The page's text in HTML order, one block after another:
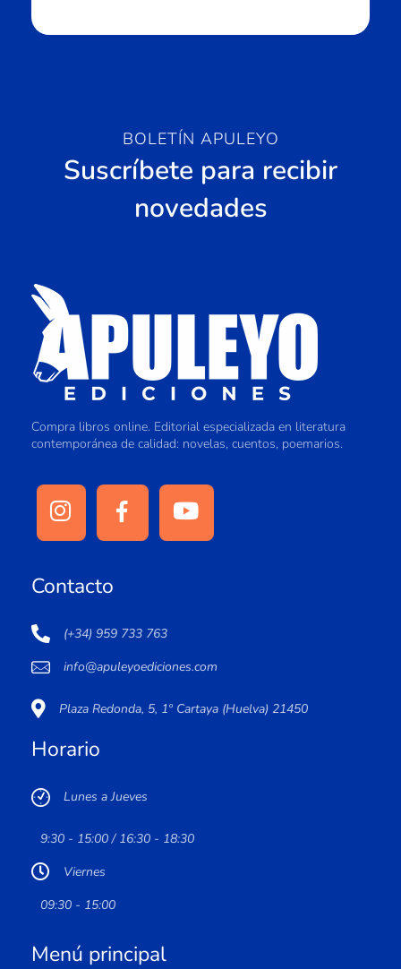
BOLETÍN APULEYO
Suscríbete para recibir
novedades
Compra libros online. Editorial especializada en literatura
contemporánea de calidad: novelas, cuentos, poemarios.
Contacto
(+34) 959 733 763
info@apuleyoediciones.com
Plaza Redonda, 5, 1º Cartaya (Huelva) 21450
Horario
Lunes a Jueves
9:30 - 15:00 / 16:30 - 18:30
Viernes
09:30 - 15:00
Menú principal